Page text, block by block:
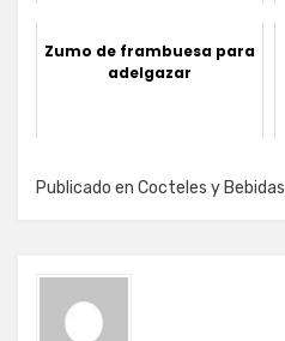
Zumo de frambuesa para
adelgazar
Publicado en Cocteles y Bebidas